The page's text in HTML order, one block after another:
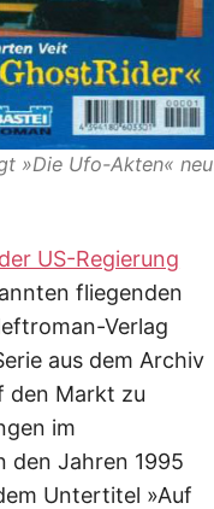
»Die Ufo-Akten« neu
US-Regierung
fliegenden
Verlag
aus dem Archiv
den Markt zu
im
den Jahren 1995
Untertitel »Auf